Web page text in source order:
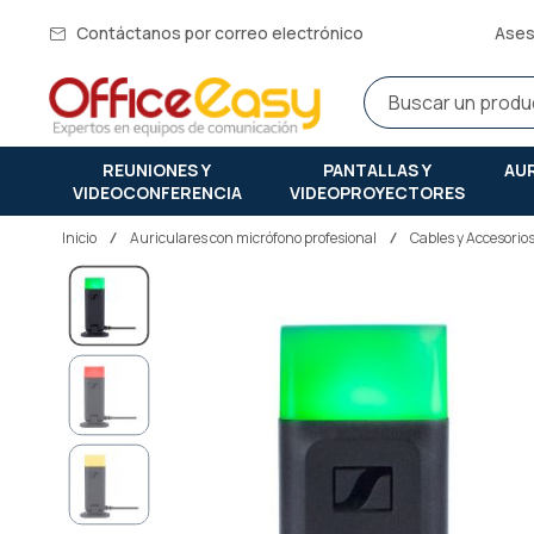
Contáctanos por correo electrónico
REUNIONES Y
VIDEOCONFERENCIA
PANTALLAS Y
VIDEOPROYECTORES
Inicio auriculares con micrófono profesional Cables y Accesorios
Saltar
de
la
galería
imágenes